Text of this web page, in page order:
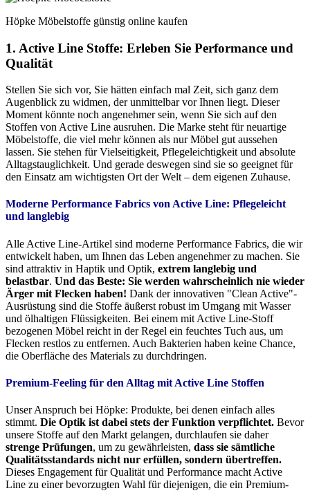
Höpke Möbelstoffe günstig online kaufen
1. Active Line Stoffe: Erleben Sie Performance und
Qualität
Stellen Sie sich vor, Sie hätten einfach mal Zeit, sich ganz dem
Augenblick zu widmen, der unmittelbar vor Ihnen liegt. Dieser
Moment könnte noch angenehmer sein, wenn Sie sich auf den
Stoffen von Active Line ausruhen. Die Marke steht für neuartige
Möbelstoffe, die viel mehr können als nur Möbel gut aussehen
lassen. Sie stehen für Vielseitigkeit, Pflegeleichtigkeit und absolute
Alltagstauglichkeit. Und gerade deswegen sind sie so geeignet für
den Einsatz am wichtigsten Ort der Welt – dem eigenen Zuhause.
Moderne Performance Fabrics von Active Line: Pflegeleicht
und langlebig
Alle Active Line-Artikel sind moderne Performance Fabrics, die wir
entwickelt haben, um Ihnen das Leben angenehmer zu machen. Sie
sind attraktiv in Haptik und Optik, extrem langlebig und
belastbar. Und das Beste: Sie werden wahrscheinlich nie wieder
Ärger mit Flecken haben! Dank der innovativen "Clean Active"-
Ausrüstung sind die Stoffe äußerst robust im Umgang mit Wasser
und ölhaltigen Flüssigkeiten. Bei einem mit Active Line-Stoff
bezogenen Möbel reicht in der Regel ein feuchtes Tuch aus, um
Flecken restlos zu entfernen. Auch Bakterien haben keine Chance,
die Oberfläche des Materials zu durchdringen.
Premium-Feeling für den Alltag mit Active Line Stoffen
Unser Anspruch bei Höpke: Produkte, bei denen einfach alles
stimmt. Die Optik ist dabei stets der Funktion verpflichtet. Bevor
unsere Stoffe auf den Markt gelangen, durchlaufen sie daher
strenge Prüfungen, um zu gewährleisten, dass sie sämtliche
Qualitätsstandards nicht nur erfüllen, sondern übertreffen.
Dieses Engagement für Qualität und Performance macht Active
Line zu einer bevorzugten Wahl für diejenigen, die ein Premium-